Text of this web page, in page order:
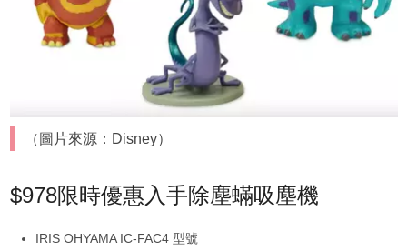
（圖片來源：Disney）
$978限時優惠入手除塵蟎吸塵機
IRIS OHYAMA IC-FAC4 型號